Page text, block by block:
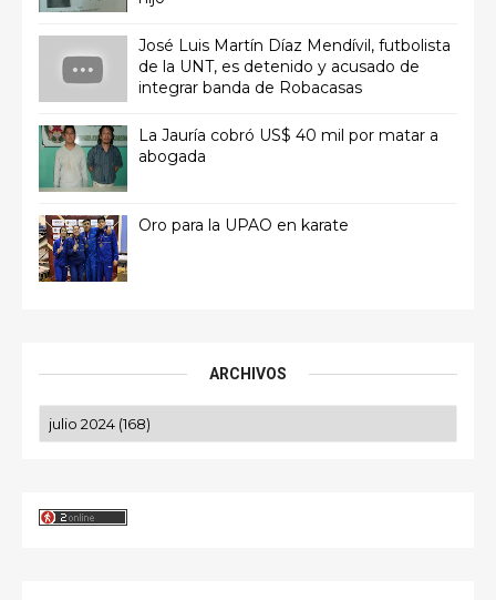
José Luis Martín Díaz Mendívil, futbolista
de la UNT, es detenido y acusado de
integrar banda de Robacasas
La Jauría cobró US$ 40 mil por matar a
abogada
Oro para la UPAO en karate
ARCHIVOS